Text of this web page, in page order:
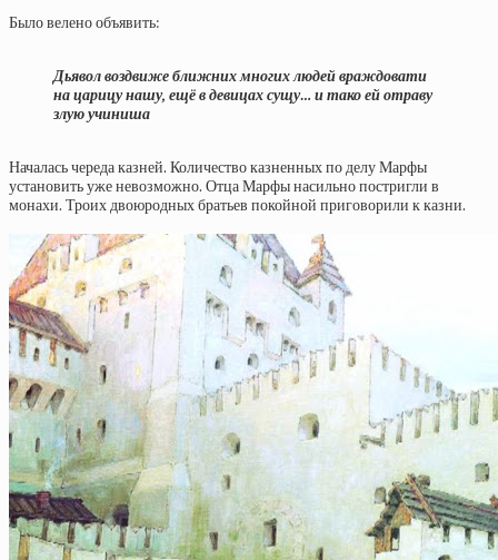
Было велено объявить:
Дьявол воздвиже ближних многих людей враждовати
на царицу нашу, ещё в девицах сущу… и тако ей отраву
злую учиниша
Началась череда казней. Количество казненных по делу Марфы
установить уже невозможно. Отца Марфы насильно постригли в
монахи. Троих двоюродных братьев покойной приговорили к казни.